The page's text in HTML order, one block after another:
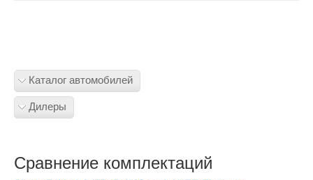
Каталог автомобилей
Дилеры
Сравнение комплектаций